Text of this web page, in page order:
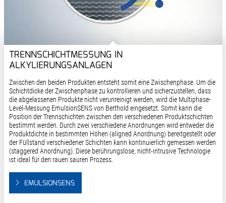
TRENNSCHICHTMESSUNG IN
ALKYLIERUNGSANLAGEN
Zwischen den beiden Produkten entsteht somit eine Zwischenphase. Um die
Schichtdicke der Zwischenphase zu kontrollieren und sicherzustellen, dass
die abgelassenen Produkte nicht verunreinigt werden, wird die Multiphase-
Level-Messung EmulsionSENS von Berthold eingesetzt. Somit kann die
Position der Trennschichten zwischen den verschiedenen Produktschichten
bestimmt werden. Durch zwei verschiedene Anordnungen wird entweder die
Produktdichte in bestimmten Höhen (aligned Anordnung) bereitgestellt oder
der Füllstand verschiedener Schichten kann kontinuierlich gemessen werden
(staggered Anordnung). Diese berührungslose, nicht-intrusive Technologie
ist ideal für den rauen sauren Prozess.
EMULSIONSENS